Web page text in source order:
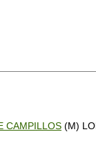
CAMPILLOS (M)